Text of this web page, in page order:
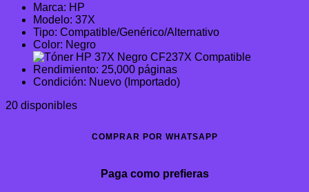
Marca: HP
Modelo: 37X
Tipo: Compatible/Genérico/Alternativo
Color: Negro
Rendimiento: 25,000 páginas
Condición: Nuevo (Importado)
20 disponibles
COMPRAR POR WHATSAPP
Paga como prefieras